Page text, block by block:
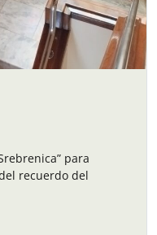
para
recuerdo del